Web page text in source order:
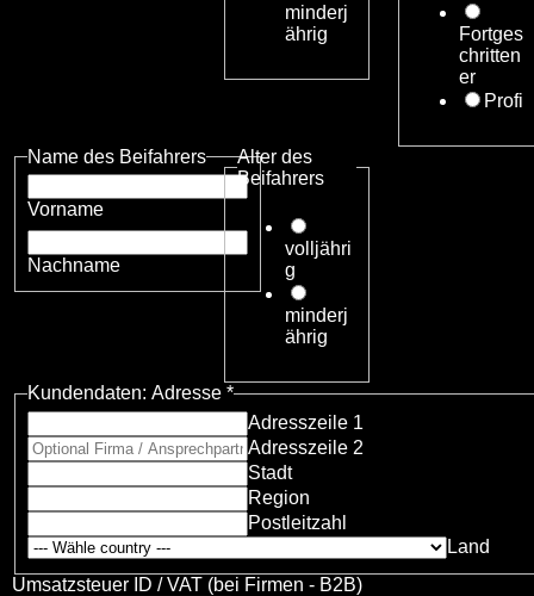
minderj
ährig
Fortges
chritten
er
Profi
Name des Beifahrers
Vorname
Nachname
Alter des
Beifahrers
volljähri
g
minderj
ährig
Kundendaten: Adresse *
Adresszeile 1
Adresszeile 2
Stadt
Region
Postleitzahl
Land
Umsatzsteuer ID / VAT (bei Firmen - B2B)